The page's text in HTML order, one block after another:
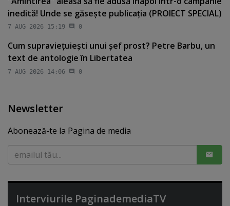
inedită! Unde se găseşte publicaţia (PROIECT SPECIAL)
7 AUG 2026 15:19 0
Cum supravieţuieşti unui şef prost? Petre Barbu, un
text de antologie în Libertatea
7 AUG 2026 14:06 0
Newsletter
Abonează-te la Pagina de media
Interviurile PaginademediaTV